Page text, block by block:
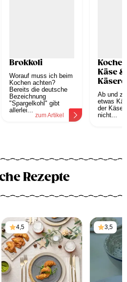
Brokkoli
Worauf muss ich beim
Kochen achten?
Bereits die deutsche
Bezeichnung
"Spargelkohl" gibt
allerlei...
zum Artikel
Käse &
Ab und
etwas
der Käse
nicht...
Rezepte
4,5 3,5